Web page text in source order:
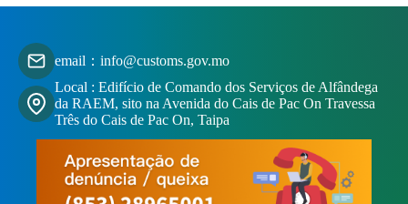
email：info@customs.gov.mo
Local : Edifício de Comando dos Serviços de Alfândega
da RAEM, sito na Avenida do Cais de Pac On Travessa
Três do Cais de Pac On, Taipa